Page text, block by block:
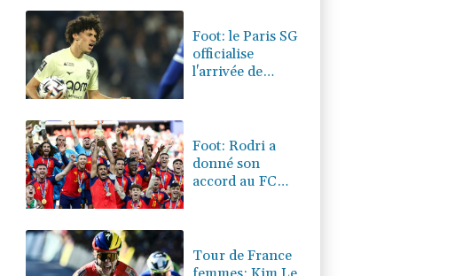
Foot: le Paris SG
officialise
l'arrivée de
Monaco
Foot: Rodri a
donné son
accord au FC
Tour de France